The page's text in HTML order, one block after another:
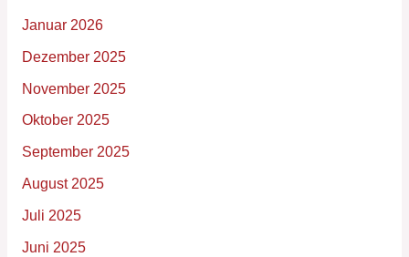
Januar 2026
Dezember 2025
November 2025
Oktober 2025
September 2025
August 2025
Juli 2025
Juni 2025